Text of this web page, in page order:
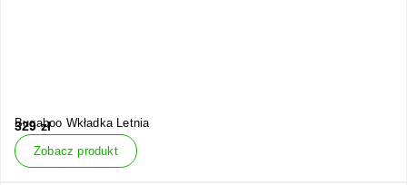
Bugaboo Wkładka Letnia
329zł
Zobacz produkt